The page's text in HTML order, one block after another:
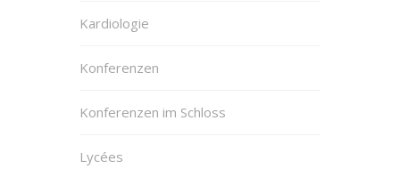
Kardiologie
Konferenzen
Konferenzen im Schloss
Lycées